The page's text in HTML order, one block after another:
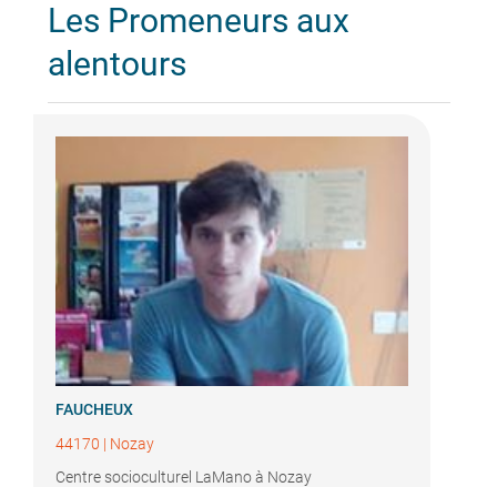
Les Promeneurs aux
alentours
FAUCHEUX
44170 | Nozay
Centre socioculturel LaMano à Nozay